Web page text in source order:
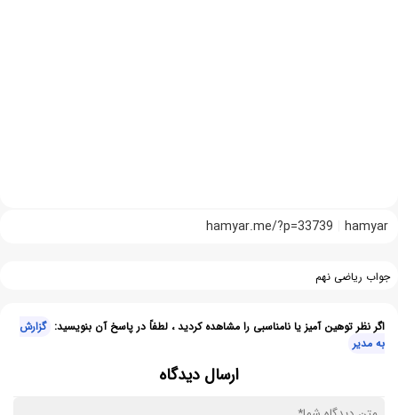
hamyar
hamyar.me/?p=33739
جواب ریاضی نهم
اگر نظر توهین آمیز یا نامناسبی را مشاهده کردید ، لطفاً در پاسخ آن بنویسید: گزارش
به مدیر
ارسال دیدگاه